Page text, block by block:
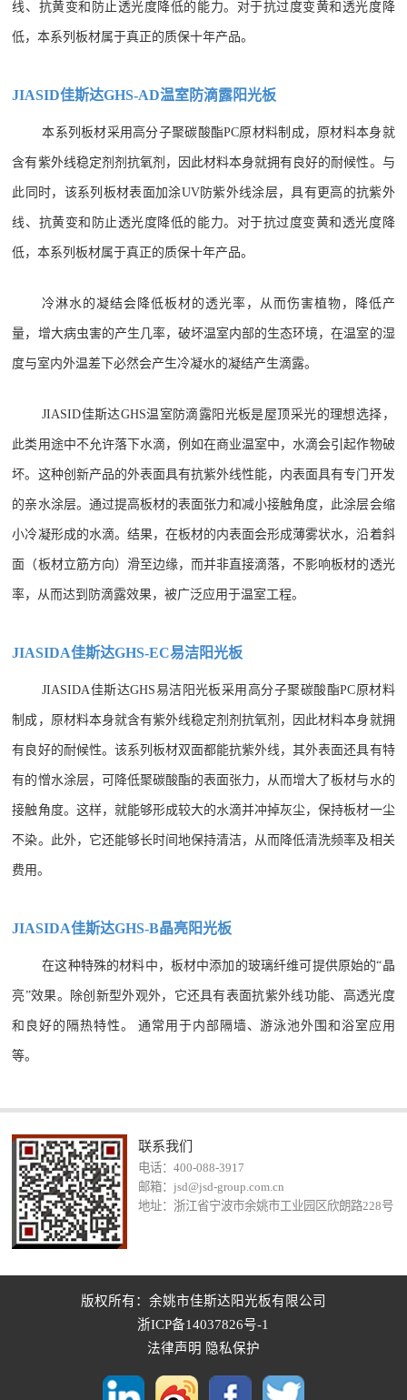
线、抗黄变和防止透光度降低的能力。对于抗过度变黄和透光度降
低，本系列板材属于真正的质保十年产品。
JIASID佳斯达GHS-AD温室防滴露阳光板
本系列板材采用高分子聚碳酸酯PC原材料制成，原材料本身就
含有紫外线稳定剂剂抗氧剂，因此材料本身就拥有良好的耐候性。与
此同时，该系列板材表面加涂UV防紫外线涂层，具有更高的抗紫外
线、抗黄变和防止透光度降低的能力。对于抗过度变黄和透光度降
低，本系列板材属于真正的质保十年产品。
冷淋水的凝结会降低板材的透光率，从而伤害植物，降低产
量，增大病虫害的产生几率，破坏温室内部的生态环境，在温室的湿
度与室内外温差下必然会产生冷凝水的凝结产生滴露。
JIASID佳斯达GHS温室防滴露阳光板是屋顶采光的理想选择，
此类用途中不允许落下水滴，例如在商业温室中，水滴会引起作物破
坏。这种创新产品的外表面具有抗紫外线性能，内表面具有专门开发
的亲水涂层。通过提高板材的表面张力和减小接触角度，此涂层会缩
小冷凝形成的水滴。结果，在板材的内表面会形成薄雾状水，沿着斜
面（板材立筋方向）滑至边缘，而并非直接滴落，不影响板材的透光
率，从而达到防滴露效果，被广泛应用于温室工程。
JIASIDA佳斯达GHS-EC易洁阳光板
JIASIDA佳斯达GHS易洁阳光板采用高分子聚碳酸酯PC原材料
制成，原材料本身就含有紫外线稳定剂剂抗氧剂，因此材料本身就拥
有良好的耐候性。该系列板材双面都能抗紫外线，其外表面还具有特
有的憎水涂层，可降低聚碳酸酯的表面张力，从而增大了板材与水的
接触角度。这样，就能够形成较大的水滴并冲掉灰尘，保持板材一尘
不染。此外，它还能够长时间地保持清洁，从而降低清洗频率及相关
费用。
JIASIDA佳斯达GHS-B晶亮阳光板
在这种特殊的材料中，板材中添加的玻璃纤维可提供原始的“晶
亮”效果。除创新型外观外，它还具有表面抗紫外线功能、高透光度
和良好的隔热特性。 通常用于内部隔墙、游泳池外围和浴室应用
等。
联系我们
电话：400-088-3917
邮箱：jsd@jsd-group.com.cn
地址：浙江省宁波市余姚市工业园区欣朗路228号
版权所有：余姚市佳斯达阳光板有限公司
浙ICP备14037826号-1
法律声明 隐私保护